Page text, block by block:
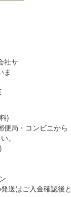
社サ
ま
)
便局・コンビニから
。
送はご入金確認後と